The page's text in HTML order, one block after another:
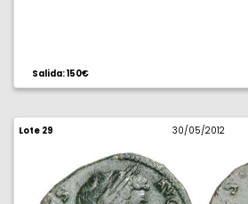
Salida: 150€
Lote 29 30/05/2012